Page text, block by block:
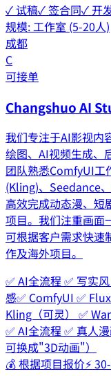
✓ 试稿✓ 签合同✓ 开
规模:工作室 (5-20人)
成都
C
可接单
Changshuo AI
我们专注于AI影视内
绘图、AI视频生成、
团队熟悉ComfyUI
(Kling)、Seedance
高效完成动态漫、短
项目。我们注重画面
可根据客户需求快速
作及海外项目。
✅ AI全流程 ✅ 写实
感✅ ComfyUI ✅
Kling（可灵） ✅
✅ AI全流程 ✅ 真人
可换成"3D动画"）
💰根据项目报价⚡